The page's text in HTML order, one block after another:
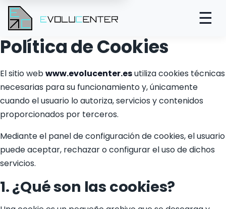
☰
Política de Cookies
El sitio webwww.evolucenter.esutiliza cookies técnicas
necesarias para su funcionamiento y, únicamente
cuando el usuario lo autoriza, servicios y contenidos
proporcionados por terceros.
Mediante el panel de configuración de cookies, el usuario
puede aceptar, rechazar o configurar el uso de dichos
servicios.
1. ¿Qué son las cookies?